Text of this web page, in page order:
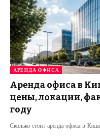
АРЕНДА ОФИСА
Аренда офиса в
цены, локации,
году
Сколько стоит аренда офиса в